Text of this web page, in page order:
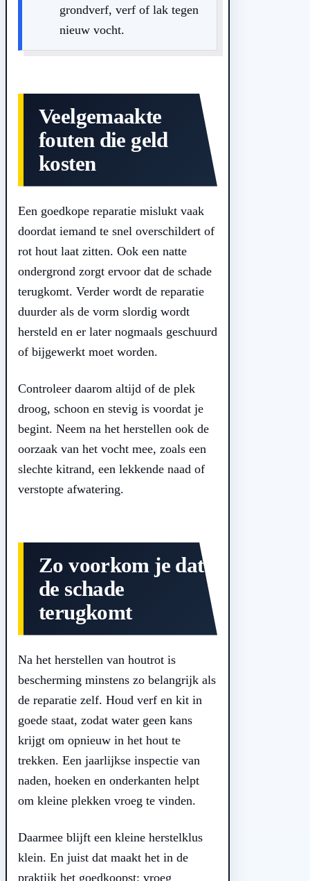
grondverf, verf of lak tegen
nieuw vocht.
Veelgemaakte
fouten die geld
kosten
Een goedkope reparatie mislukt vaak
doordat iemand te snel overschildert of
rot hout laat zitten. Ook een natte
ondergrond zorgt ervoor dat de schade
terugkomt. Verder wordt de reparatie
duurder als de vorm slordig wordt
hersteld en er later nogmaals geschuurd
of bijgewerkt moet worden.
Controleer daarom altijd of de plek
droog, schoon en stevig is voordat je
begint. Neem na het herstellen ook de
oorzaak van het vocht mee, zoals een
slechte kitrand, een lekkende naad of
verstopte afwatering.
Zo voorkom je dat
de schade
terugkomt
Na het herstellen van houtrot is
bescherming minstens zo belangrijk als
de reparatie zelf. Houd verf en kit in
goede staat, zodat water geen kans
krijgt om opnieuw in het hout te
trekken. Een jaarlijkse inspectie van
naden, hoeken en onderkanten helpt
om kleine plekken vroeg te vinden.
Daarmee blijft een kleine herstelklus
klein. En juist dat maakt het in de
praktijk het goedkoopst: vroeg